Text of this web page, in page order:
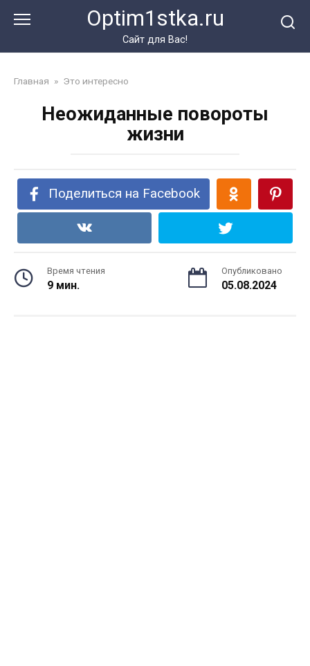
Optim1stka.ru
Сайт для Вас!
Главная » Это интересно
Неожиданные повороты
жизни
Поделиться на Facebook
Время чтения
9 мин.
Опубликовано
05.08.2024